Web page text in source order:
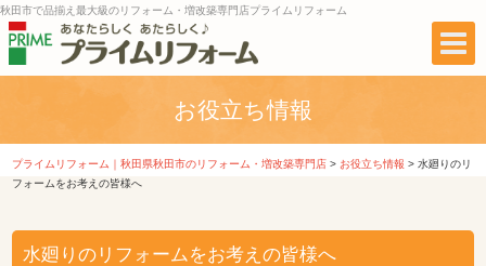
秋田市で品揃え最大級のリフォーム・増改築専門店プライムリフォーム
お役立ち情報
プライムリフォーム｜秋田県秋田市のリフォーム・増改築専門店 > お役立ち情報 >水廻りのリ
フォームをお考えの皆様へ
水廻りのリフォームをお考えの皆様へ